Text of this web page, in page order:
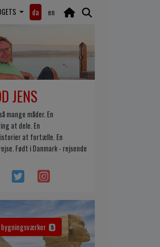
da en
JENS
mange måder. En
at dele. En
at fortælle. En
Født i Danmark - rejsende
5